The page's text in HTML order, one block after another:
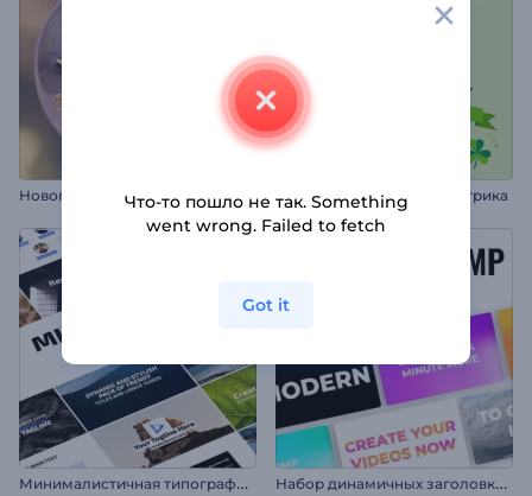
Н
овогодняя мерцающая типографика Анимации на День св. Патрика
М
инималистичная типографика для соцсетей Н
абор динамичных заголовков в стиле стомп
Что-то пошло не так. Something
went wrong. Failed to fetch
Got it